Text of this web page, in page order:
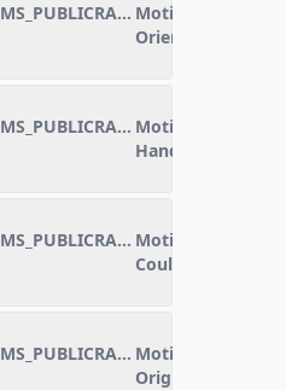
MS_PUBLICRAIS_CMotif de
Orientation
MS_PUBLICRAIS_DMotif de
Handicap ou
MS_PUBLICRAIS_EMotif de
Couleur de peau
MS_PUBLICRAIS_FMotif de
Origine